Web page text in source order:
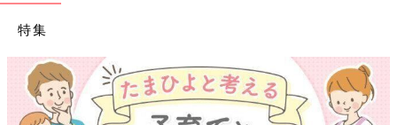
特集